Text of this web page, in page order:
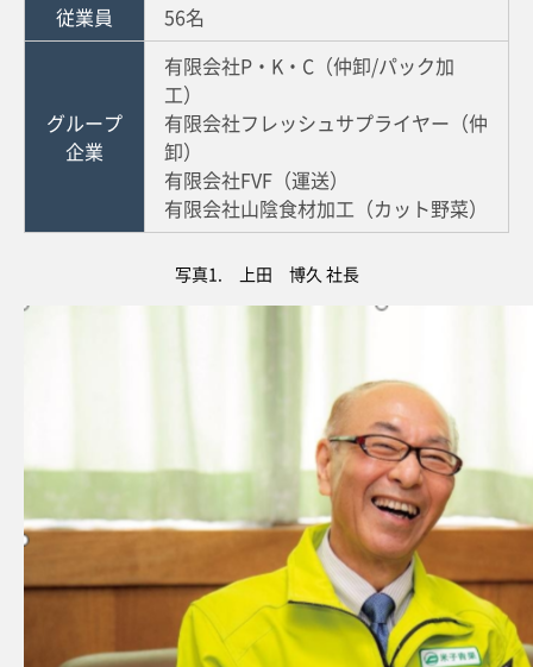
従業員
56名
グループ
企業
有限会社P・K・C（仲卸/パック加
工）
有限会社フレッシュサプライヤー（仲
卸）
有限会社FVF（運送）
有限会社山陰食材加工（カット野菜）
写真1. 上田 博久 社長